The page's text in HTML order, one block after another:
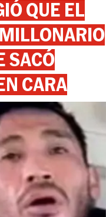
QUE EL
SACÓ
CARA